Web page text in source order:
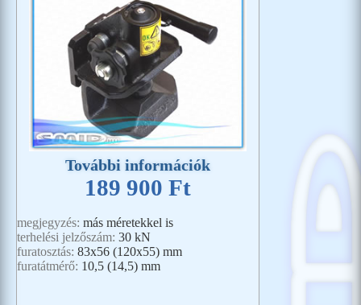
További információk
189 900 Ft
megjegyzés: más méretekkel is
terhelési jelzőszám: 30 kN
furatosztás: 83x56 (120x55) mm
furatátmérő: 10,5 (14,5) mm